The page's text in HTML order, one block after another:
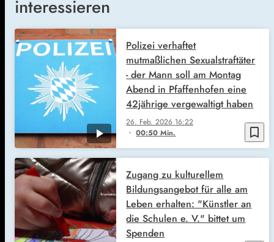
interessieren
bookmark_border
26. Feb. 2026 16:22
00:50 Min.
Polizei verhaftet
mutmaßlichen Sexualstraftäter
- der Mann soll am Montag
Abend in Pfaffenhofen eine
42jährige vergewaltigt haben
Zugang zu kulturellem
Bildungsangebot für alle am
Leben erhalten: "Künstler an
die Schulen e. V." bittet um
Spenden